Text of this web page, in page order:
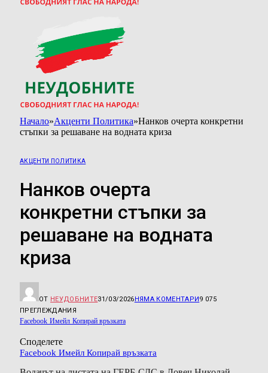
Начало»Акценти Политика»Нанков очерта конкретни
стъпки за решаване на водната криза
АКЦЕНТИ ПОЛИТИКА
Нанков очерта
конкретни стъпки за
решаване на водната
криза
ОТ НЕУДОБНИТЕ31/03/2026НЯМА КОМЕНТАРИ9 075
ПРЕГЛЕЖДАНИЯ
Facebook Имейл Копирай връзката
Споделете
Facebook Имейл Копирай връзката